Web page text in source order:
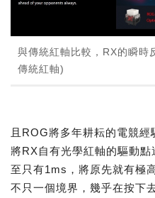
與傳統紅軸比較，RX的瞬時
傳統紅軸)
且ROG將多年耕耘的電競經
將RX自有光學紅軸的驅動
至只有1ms，將原先就有極
不只一個境界，幾乎在按下